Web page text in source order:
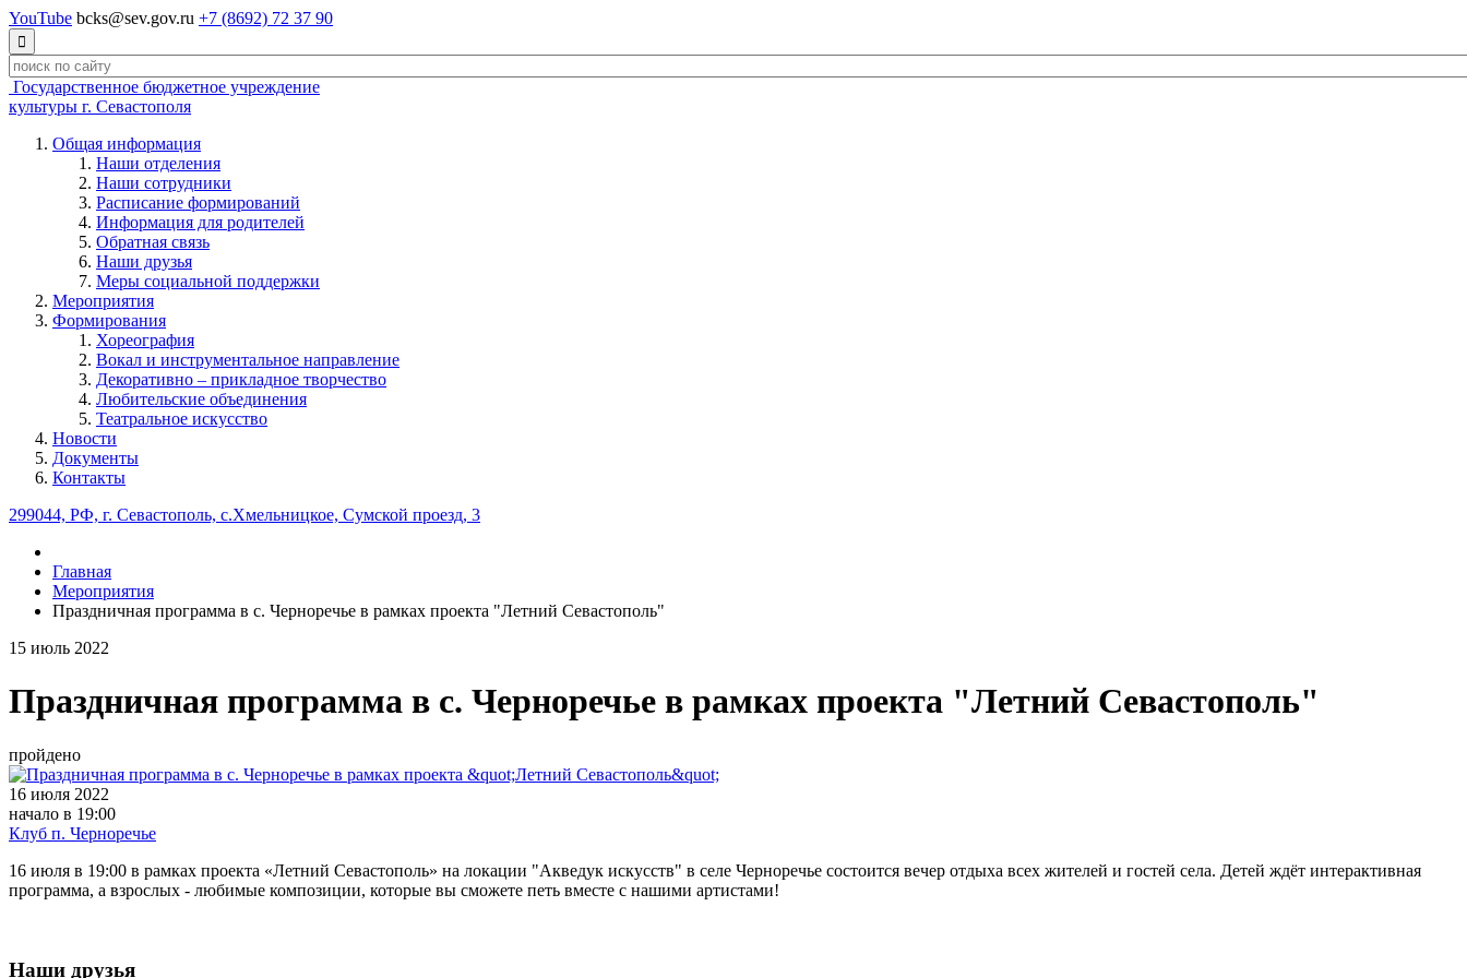
YouTube bcks@sev.gov.ru +7 (8692) 72 37 90

Государственное бюджетное учреждение
культуры г. Севастополя
Общая информация
Наши отделения
Наши сотрудники
Расписание формирований
Информация для родителей
Обратная связь
Наши друзья
Меры социальной поддержки
Мероприятия
Формирования
Хореография
Вокал и инструментальное направление
Декоративно – прикладное творчество
Любительские объединения
Театральное искусство
Новости
Документы
Контакты
299044, РФ, г. Севастополь, с.Хмельницкое, Сумской проезд, 3
Главная
Мероприятия
Праздничная программа в с. Черноречье в рамках проекта "Летний Севастополь"
15 июль 2022
Праздничная программа в с. Черноречье в рамках проекта "Летний Севастополь"
пройдено
16 июля 2022
начало в 19:00
Клуб п. Черноречье
16 июля в 19:00 в рамках проекта «Летний Севастополь» на локации "Акведук искусств" в селе Черноречье состоится вечер отдыха всех жителей и гостей села. Детей ждёт интерактивная
программа, а взрослых - любимые композиции, которые вы сможете петь вместе с нашими артистами!
Наши друзья